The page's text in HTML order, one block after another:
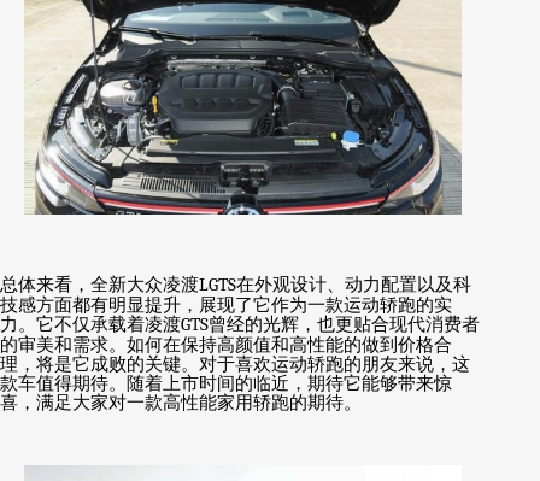
总体来看，全新大众凌渡LGTS在外观设计、动力配置以及科
技感方面都有明显提升，展现了它作为一款运动轿跑的实
力。它不仅承载着凌渡GTS曾经的光辉，也更贴合现代消费者
的审美和需求。如何在保持高颜值和高性能的做到价格合
理，将是它成败的关键。对于喜欢运动轿跑的朋友来说，这
款车值得期待。随着上市时间的临近，期待它能够带来惊
喜，满足大家对一款高性能家用轿跑的期待。